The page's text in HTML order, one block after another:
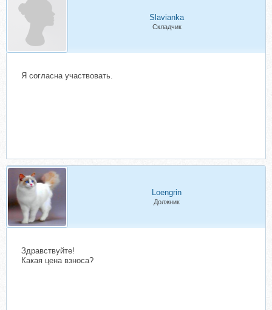
Slavianka
Складчик
Я согласна участвовать.
Loengrin
Должник
Здравствуйте!
Какая цена взноса?